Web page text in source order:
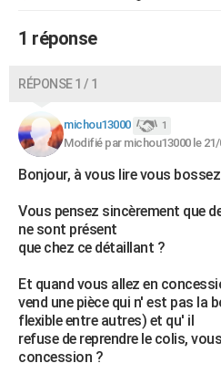
1 réponse
RÉPONSE 1 / 1
michou13000 1
Modifié par michou13000 le 21/
Bonjour, à vous lire vous
Vous pensez sincèrement que
ne sont présent
que chez ce détaillant ?
Et quand vous allez en
vend une pièce qui n' est pas la
flexible entre autres) et qu' il
refuse de reprendre le colis,
concession ?